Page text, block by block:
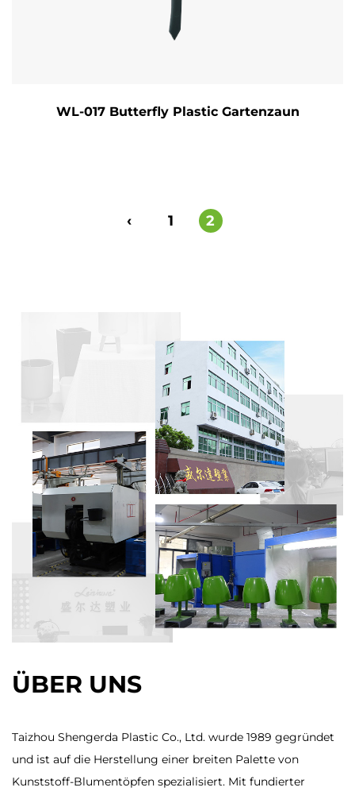
WL-017 Butterfly Plastic Gartenzaun
‹ 1 2
ÜBER UNS
Taizhou Shengerda Plastic Co., Ltd. wurde 1989 gegründet
und ist auf die Herstellung einer breiten Palette von
Kunststoff-Blumentöpfen spezialisiert. Mit fundierter